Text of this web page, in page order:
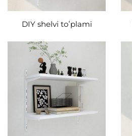
DIY shelvi toʻplami